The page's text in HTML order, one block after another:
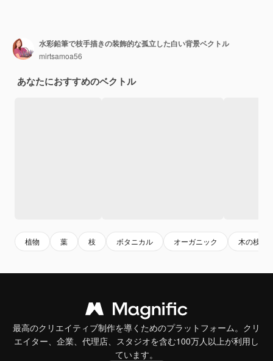
水彩鉛筆で枝手描きの装飾的な孤立した白い背景ベクトル
mirtsamoa56
あなたにおすすめのベクトル
植物 葉 枝 ボタニカル オーガニック 木の枝
最高のクリエイティブ制作を導くためのプラットフォーム。クリ
エイター、企業、代理店、スタジオを含む100万人以上が利用し
ています。